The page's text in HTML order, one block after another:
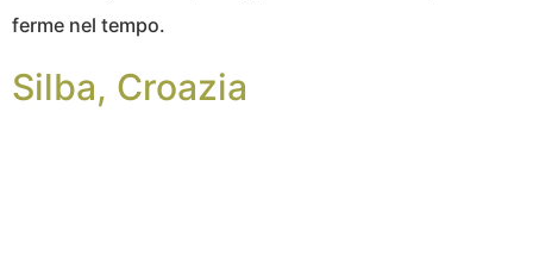
ferme nel tempo.
Silba, Croazia